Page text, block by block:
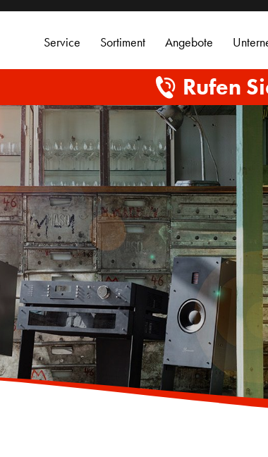
Service Sortiment Angebote
Rufen